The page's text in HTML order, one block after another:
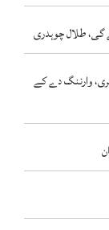
طلال چوہدری
وارننگ دے کے